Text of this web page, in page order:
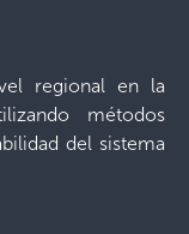
regional en la
métodos
del sistema